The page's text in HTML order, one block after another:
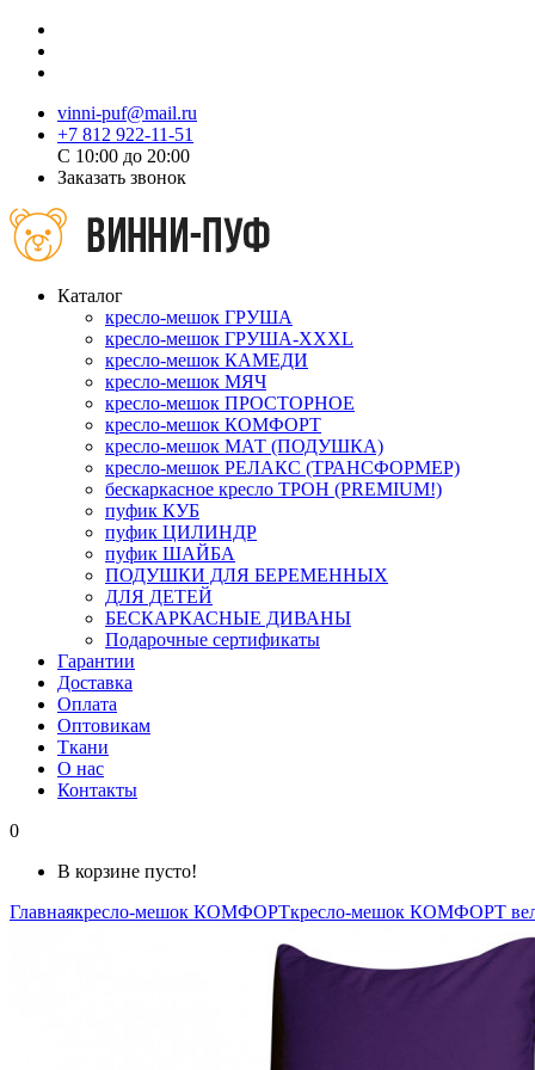
vinni-puf@mail.ru
+7 812 922-11-51
C 10:00 до 20:00
Заказать звонок
Каталог
кресло-мешок ГРУША
кресло-мешок ГРУША-XXXL
кресло-мешок КАМЕДИ
кресло-мешок МЯЧ
кресло-мешок ПРОСТОРНОЕ
кресло-мешок КОМФОРТ
кресло-мешок МАТ (ПОДУШКА)
кресло-мешок РЕЛАКС (ТРАНСФОРМЕР)
бескаркасное кресло ТРОН (PREMIUM!)
пуфик КУБ
пуфик ЦИЛИНДР
пуфик ШАЙБА
ПОДУШКИ ДЛЯ БЕРЕМЕННЫХ
ДЛЯ ДЕТЕЙ
БЕСКАРКАСНЫЕ ДИВАНЫ
Подарочные сертификаты
Гарантии
Доставка
Оплата
Оптовикам
Ткани
О нас
Контакты
0
В корзине пусто!
Главнаякресло-мешок КОМФОРТкресло-мешок КОМФОРТ